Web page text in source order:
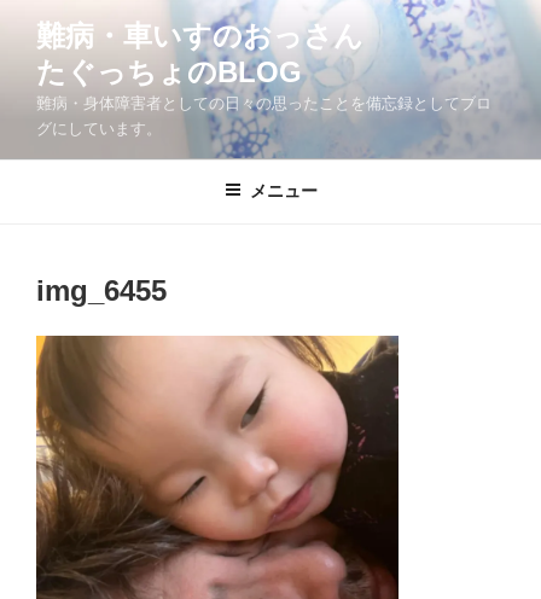
へ
難病・車いすのおっさん
たぐっちょのBLOG
難病・身体障害者としての日々の思ったことを備忘録としてブロ
グにしています。
メニュー
img_6455